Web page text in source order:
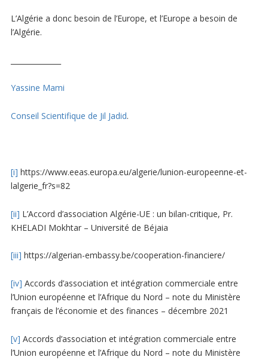
L’Algérie a donc besoin de l’Europe, et l’Europe a besoin de
l’Algérie.
Yassine Mami
Conseil Scientifique de Jil Jadid.
[i] https://www.eeas.europa.eu/algerie/lunion-europeenne-et-
lalgerie_fr?s=82
[ii] L’Accord d’association Algérie-UE : un bilan-critique, Pr.
KHELADI Mokhtar – Université de Béjaia
[iii] https://algerian-embassy.be/cooperation-financiere/
[iv] Accords d’association et intégration commerciale entre
l’Union européenne et l’Afrique du Nord – note du Ministère
français de l’économie et des finances – décembre 2021
[v] Accords d’association et intégration commerciale entre
l’Union européenne et l’Afrique du Nord – note du Ministère